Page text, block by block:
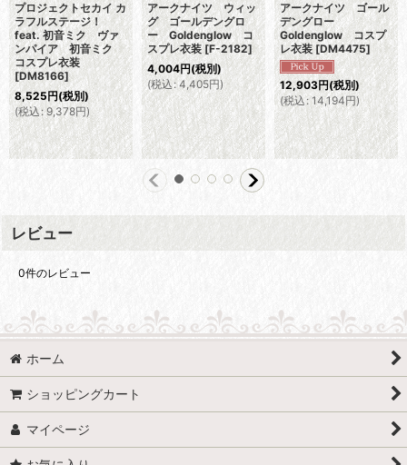
プロジェクトセカイ カ
ラフルステージ！
feat. 初音ミク ヴァ
ンパイア 初音ミク
コスプレ衣装
[DM8166]
8,525円(税別)
(税込: 9,378円)
アークナイツ ウィッ
グ ゴールデングロ
ー Goldenglow コ
スプレ衣装 [F-2182]
4,004円(税別)
(税込 : 4,405円)
アークナイツ ゴール
デングロー
Goldenglow コスプ
レ衣装 [DM4475]
12,903円(税別)
(税込: 14,194円)
レビュー
0件のレビュー
ホーム
ショッピングカート
マイページ